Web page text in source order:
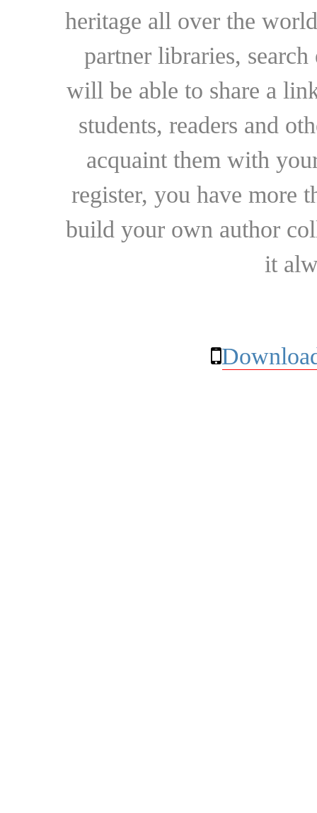
heritage all over the
partner libraries,
will be able to share a
students, readers and
acquaint them with
register, you have more
build your own author
it